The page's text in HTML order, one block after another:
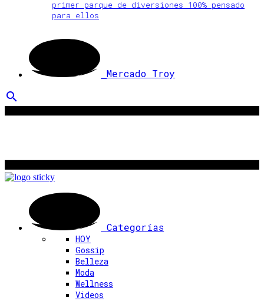
primer parque de diversiones 100% pensado
para ellos
Mercado Troy
search
Categorías
HOY
Gossip
Belleza
Moda
Wellness
Videos